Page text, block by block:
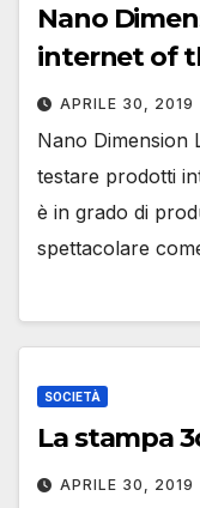
Nano
internet of
APRILE 30, 2019
Nano Dimension
testare prodotti
è in grado di
spettacolare
SOCIETÀ
La stampa
APRILE 30, 2019